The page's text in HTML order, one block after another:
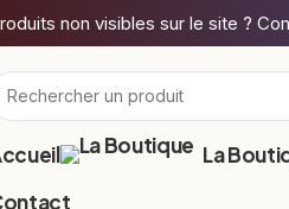
non visibles sur le site ?
La